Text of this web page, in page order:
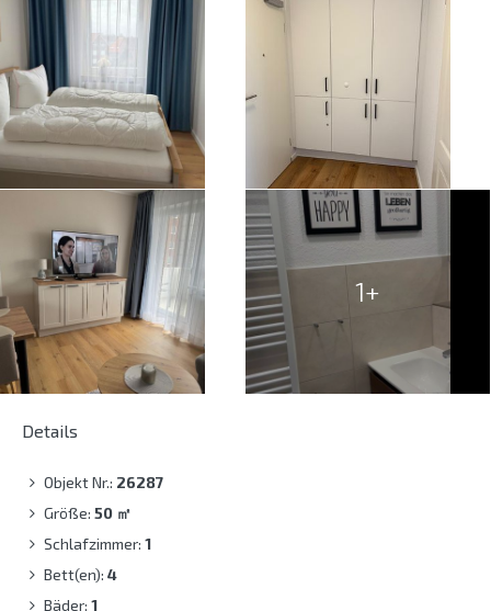
1+
Details
Objekt Nr.: 26287
Größe: 50 ㎡
Schlafzimmer: 1
Bett(en): 4
Bäder: 1